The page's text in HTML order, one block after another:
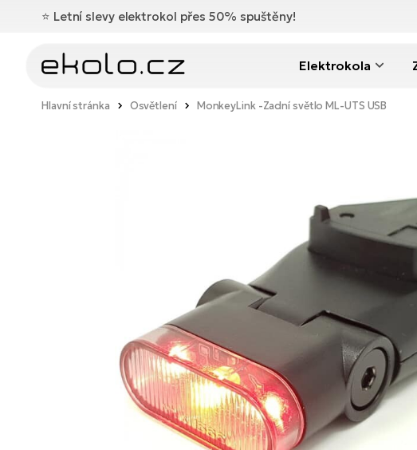
⭐️ Letní slevy elektrokol přes 50% spuštěny!
Elektrokola
Hlavní stránka Osvětlení MonkeyLink -Zadní světlo ML-UTS USB